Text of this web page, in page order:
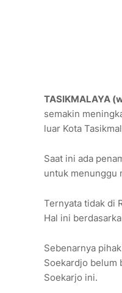
TASIKMALAYA
semakin
luar Kota
Saat ini ada
untuk menunggu
Ternyata tidak di
Hal ini
Sebenarnya
Soekardjo belum
Soekarjo ini.